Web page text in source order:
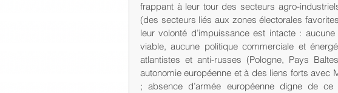
frappant à leur tour des secteurs agro-
(des secteurs liés aux zones électorales
leur volonté d’impuissance est intacte :
viable, aucune politique commerciale et
atlantistes et anti-russes (Pologne, Pays
autonomie européenne et à des liens forts avec
; absence d’armée européenne digne de